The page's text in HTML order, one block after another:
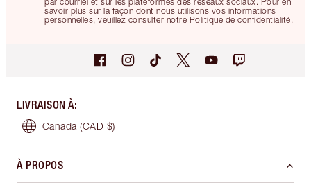
savoir plus sur la façon dont nous utilisons vos informations
personnelles, veuillez consulter notre Politique de confidentialité.
LIVRAISON À:
Canada (CAD $)
À PROPOS